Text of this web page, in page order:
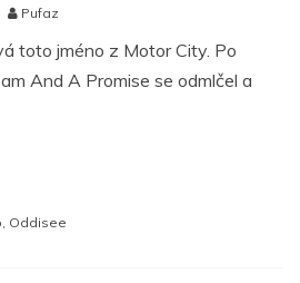
Pufaz
toto jméno z Motor City. Po
And A Promise se odmlčel a
Oddisee